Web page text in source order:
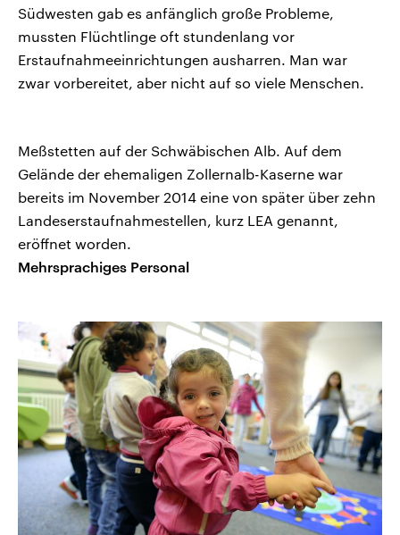
Südwesten gab es anfänglich große Probleme,
mussten Flüchtlinge oft stundenlang vor
Erstaufnahmeeinrichtungen ausharren. Man war
zwar vorbereitet, aber nicht auf so viele Menschen.
Meßstetten auf der Schwäbischen Alb. Auf dem
Gelände der ehemaligen Zollernalb-Kaserne war
bereits im November 2014 eine von später über zehn
Landeserstaufnahmestellen, kurz LEA genannt,
eröffnet worden.
Mehrsprachiges Personal